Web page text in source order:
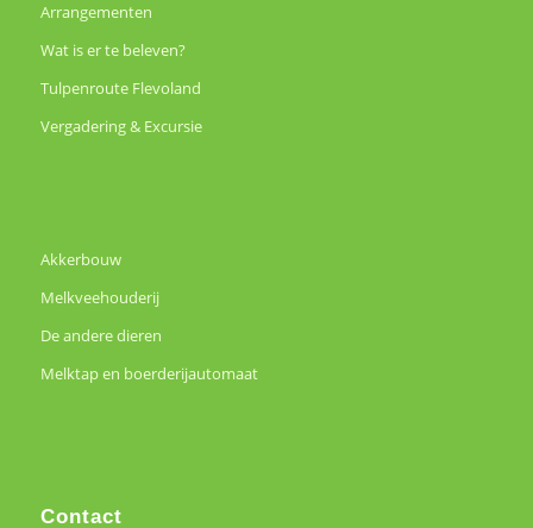
Arrangementen
Wat is er te beleven?
Tulpenroute Flevoland
Vergadering & Excursie
Akkerbouw
Melkveehouderij
De andere dieren
Melktap en boerderijautomaat
Contact